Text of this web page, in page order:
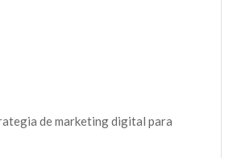
de marketing digital para